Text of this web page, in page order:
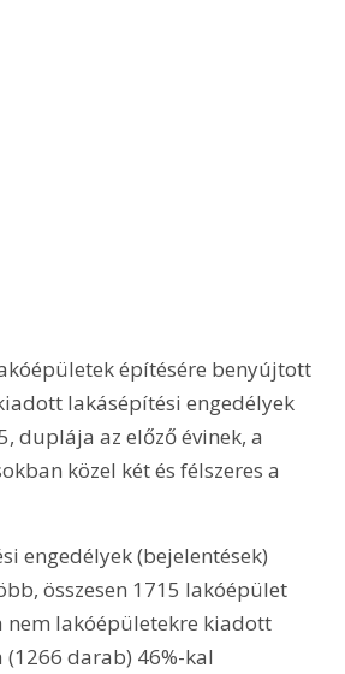
építésére benyújtott
lakásépítési engedélyek
duplája az előző évinek, a
közel két és félszeres a
engedélyek (bejelentések)
összesen 1715 lakóépület
nem lakóépületekre kiadott
(1266 darab) 46%-kal